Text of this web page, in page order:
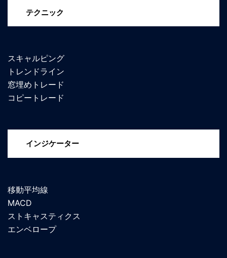
テクニック
スキャルピング
トレンドライン
窓埋めトレード
コピートレード
インジケーター
移動平均線
MACD
ストキャスティクス
エンベロープ